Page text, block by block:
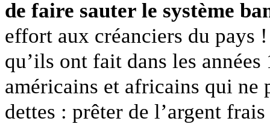
de faire sauter le système
effort aux créanciers du pays
qu’ils ont fait dans les
américains et africains qui ne
dettes : prêter de l’argent